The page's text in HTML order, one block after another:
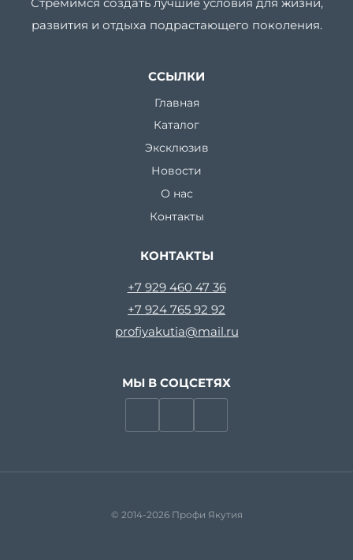
развития и отдыха подрастающего поколения.
ССЫЛКИ
Главная
Каталог
Эксклюзив
Новости
О нас
Контакты
КОНТАКТЫ
+7 929 460 47 36
+7 924 765 92 92
profiyakutia@mail.ru
МЫ В СОЦСЕТЯХ
© 2014-2026 Профи Якутия